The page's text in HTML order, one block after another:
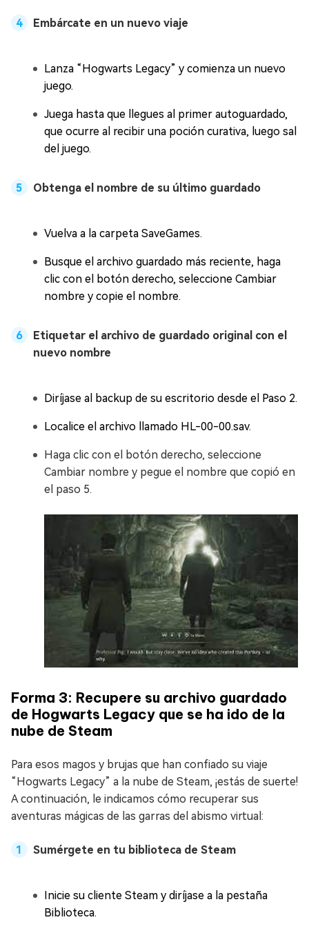
Embárcate en un nuevo viaje
Lanza “Hogwarts Legacy” y comienza un nuevo
juego.
Juega hasta que llegues al primer autoguardado,
que ocurre al recibir una poción curativa, luego sal
del juego.
Obtenga el nombre de su último guardado
Vuelva a la carpeta SaveGames.
Busque el archivo guardado más reciente, haga
clic con el botón derecho, seleccione Cambiar
nombre y copie el nombre.
Etiquetar el archivo de guardado original con el
nuevo nombre
Diríjase al backup de su escritorio desde el Paso 2.
Localice el archivo llamado HL-00-00.sav.
Haga clic con el botón derecho, seleccione
Cambiar nombre y pegue el nombre que copió en
el paso 5.
Forma 3: Recupere su archivo guardado
de Hogwarts Legacy que se ha ido de la
nube de Steam
Para esos magos y brujas que han confiado su viaje
“Hogwarts Legacy” a la nube de Steam, ¡estás de suerte!
A continuación, le indicamos cómo recuperar sus
aventuras mágicas de las garras del abismo virtual:
Sumérgete en tu biblioteca de Steam
Inicie su cliente Steam y diríjase a la pestaña
Biblioteca.